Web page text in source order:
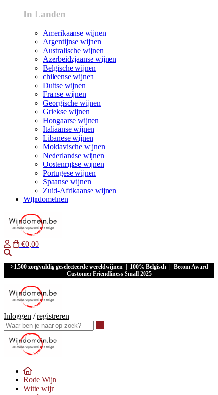
In Landen
Amerikaanse wijnen
Argentijnse wijnen
Australische wijnen
Azerbeidzjaanse wijnen
Belgische wijnen
chileense wijnen
Duitse wijnen
Franse wijnen
Georgische wijnen
Griekse wijnen
Hongaarse wijnen
Italiaanse wijnen
Libanese wijnen
Moldavische wijnen
Nederlandse wijnen
Oostenrijkse wijnen
Portugese wijnen
Spaanse wijnen
Zuid-Afrikaanse wijnen
Wijndomeinen
€0,00
>1.500 zorgvuldig geselecteerde wereldwijnen | 100% Belgisch | Becom Award
Customer Friendliness Small 2025
Inloggen /registreren
Rode Wijn
Witte wijn